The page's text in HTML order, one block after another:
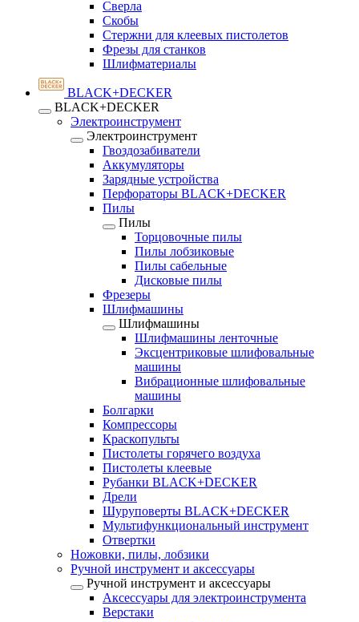
Сверла
Скобы
Стержни для клеевых пистолетов
Фрезы для станков
Шлифматериалы
BLACK+DECKER
BLACK+DECKER
Электроинструмент
Электроинструмент
Гвоздозабиватели
Аккумуляторы
Зарядные устройства
Перфораторы BLACK+DECKER
Пилы
Пилы
Торцовочные пилы
Пилы лобзиковые
Пилы сабельные
Дисковые пилы
Фрезеры
Шлифмашины
Шлифмашины
Шлифмашины ленточные
Эксцентриковые шлифовальные
машины
Вибрационные шлифовальные
машины
Болгарки
Компрессоры
Краскопульты
Пистолеты горячего воздуха
Пистолеты клеевые
Рубанки BLACK+DECKER
Дрели
Шуруповерты BLACK+DECKER
Мультифункциональный инструмент
Отвертки
Ножовки, пилы, лобзики
Ручной инструмент и аксессуары
Ручной инструмент и аксессуары
Аксессуары для электроинструмента
Верстаки